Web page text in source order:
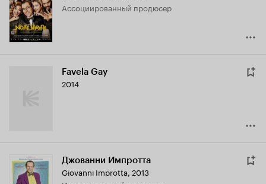
ассоциированный продюсер
Favela Gay
2014
Джованни Импротта
Giovanni Improtta, 2013